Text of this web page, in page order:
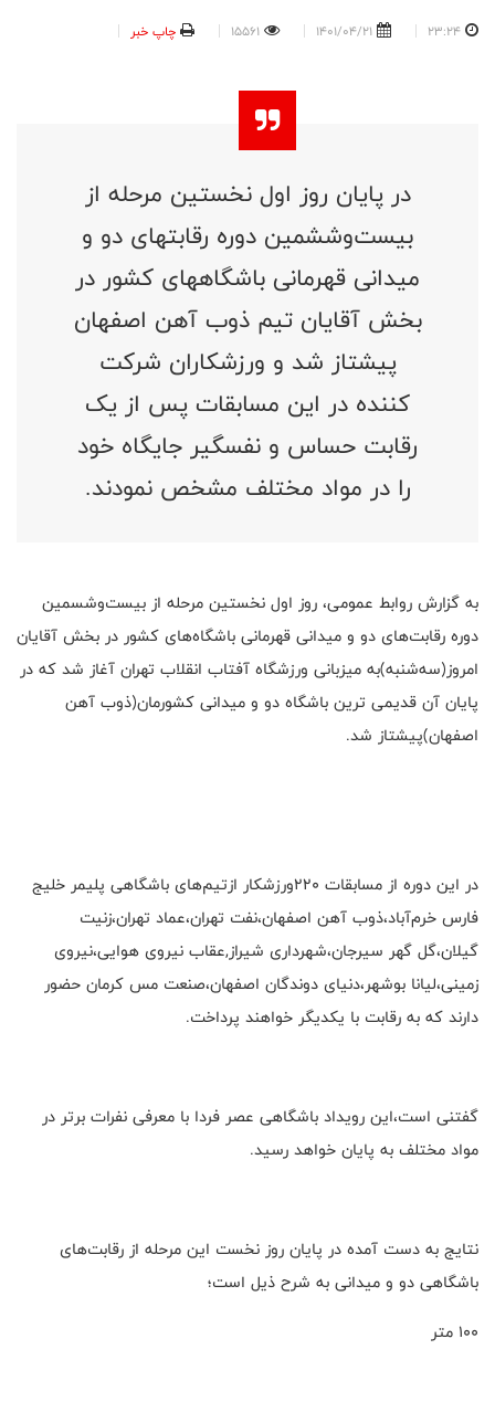
23:24
1401/04/21
15561 چاپ خبر
در پایان روز اول نخستین مرحله از
بیست‌وششمین دوره رقابتهای دو و
میدانی قهرمانی باشگاههای کشور در
بخش آقایان تیم ذوب آهن اصفهان
پیشتاز شد و ورزشکاران شرکت
کننده در این مسابقات پس از یک
رقابت حساس و نفسگیر جایگاه خود
را در مواد مختلف مشخص نمودند.
به گزارش روابط عمومی، روز اول نخستین مرحله از بیست‌وشسمین
دوره رقابت‌های دو و میدانی قهرمانی باشگاه‌های کشور در بخش آقایان
امروز(سه‌شنبه)به میزبانی ورزشگاه آفتاب انقلاب تهران آغاز شد که در
پایان آن قدیمی ترین باشگاه دو و میدانی کشورمان(ذوب آهن
اصفهان)پیشتاز شد.
در این دوره از مسابقات ۲۲۰ورزشکار ازتیم‌های باشگاهی پلیمر خلیج
فارس خرم‌آباد،ذوب آهن اصفهان،نفت تهران،عماد تهران،زنیت
گیلان،گل گهر سیرجان،شهرداری شیراز,عقاب نیروی هوایی،نیروی
زمینی،لیانا بوشهر،دنیای دوندگان اصفهان،صنعت مس کرمان حضور
دارند که به رقابت با یکدیگر خواهند پرداخت.
گفتنی است،این رویداد باشگاهی عصر فردا با معرفی نفرات برتر در
مواد مختلف به پایان خواهد رسید.
نتایج به دست آمده در پایان روز نخست این مرحله از رقابت‌های
باشگاهی دو و میدانی به شرح ذیل است؛
۱۰۰ متر